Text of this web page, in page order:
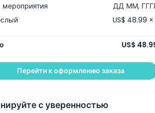
мероприятия
ДД ММ,
US$ 48.99 ×
US$
Перейти к оформлению заказа
с уверенностью